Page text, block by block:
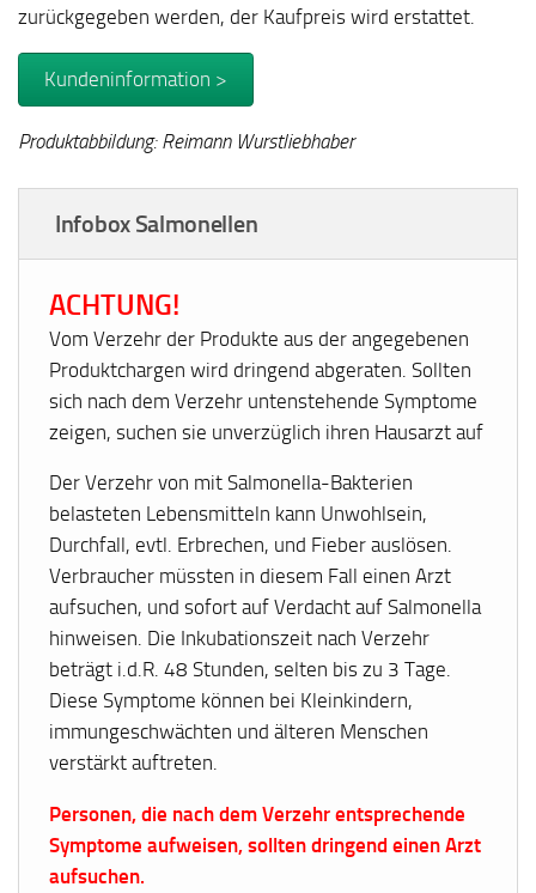
zurückgegeben werden, der Kaufpreis wird erstattet.
Kundeninformation >
Produktabbildung: Reimann Wurstliebhaber
Infobox Salmonellen
ACHTUNG!
Vom Verzehr der Produkte aus der angegebenen
Produktchargen wird dringend abgeraten. Sollten
sich nach dem Verzehr untenstehende Symptome
zeigen, suchen sie unverzüglich ihren Hausarzt auf
Der Verzehr von mit Salmonella-Bakterien
belasteten Lebensmitteln kann Unwohlsein,
Durchfall, evtl. Erbrechen, und Fieber auslösen.
Verbraucher müssten in diesem Fall einen Arzt
aufsuchen, und sofort auf Verdacht auf Salmonella
hinweisen. Die Inkubationszeit nach Verzehr
beträgt i.d.R. 48 Stunden, selten bis zu 3 Tage.
Diese Symptome können bei Kleinkindern,
immungeschwächten und älteren Menschen
verstärkt auftreten.
Personen, die nach dem Verzehr entsprechende
Symptome aufweisen, sollten dringend einen Arzt
aufsuchen.